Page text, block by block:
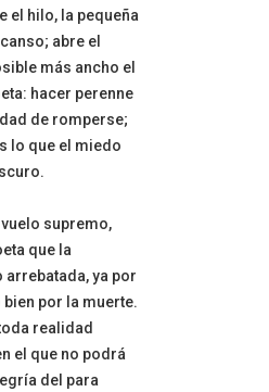
el hilo, la pequeña
abre el
más ancho el
hacer perenne
de romperse;
lo que el miedo
supremo,
que la
ya por
por la muerte.
realidad
el que no podrá
del para